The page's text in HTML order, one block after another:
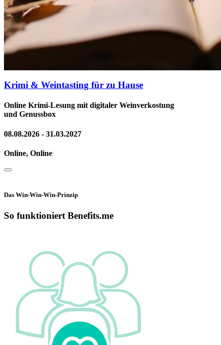
Krimi & Weintasting für zu Hause
Online Krimi-Lesung mit digitaler Weinverkostung
und Genussbox
08.08.2026 - 31.03.2027
Online, Online
Das Win-Win-Win-Prinzip
So funktioniert Benefits.me